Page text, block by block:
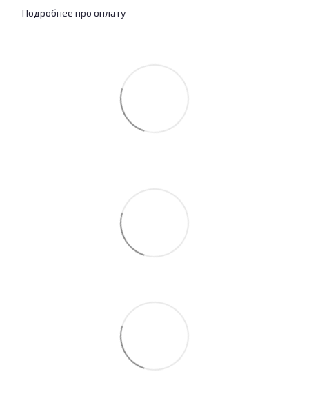
Подробнее про оплату